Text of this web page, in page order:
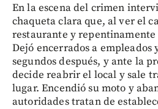
En la escena del crimen
chaqueta clara que, al ver el
restaurante y
Dejó encerrados a empleados
segundos después, y ante la
decide reabrir el local y sale
lugar. Encendió su moto y
autoridades tratan de